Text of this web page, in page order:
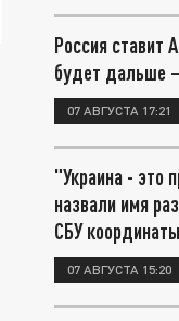
Россия ставит
будет дальше
07 АВГУСТА 17:21
"Украина - это
назвали имя
СБУ
07 АВГУСТА 15:20